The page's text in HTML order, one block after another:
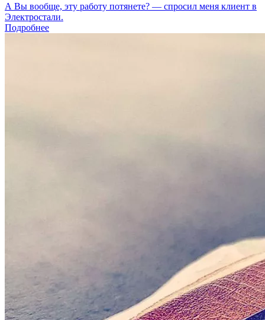
А Вы вообще, эту работу потянете? — спросил меня клиент в
Электростали.
Подробнее